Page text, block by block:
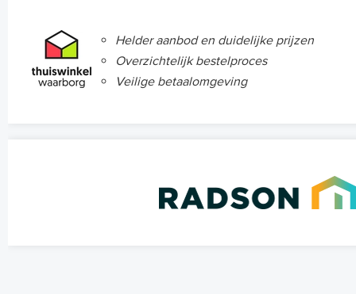
Helder aanbod en duidelijke prijzen
Overzichtelijk bestelproces
Veilige betaalomgeving